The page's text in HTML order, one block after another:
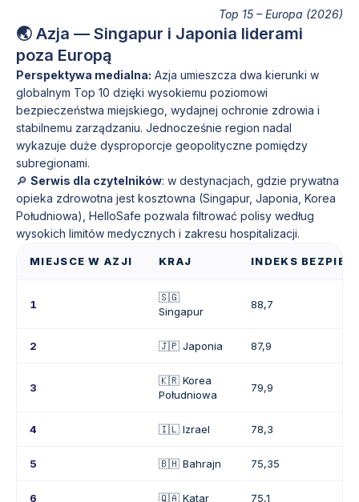
Top 15 – Europa (2026)
🌏 Azja — Singapur i Japonia liderami
poza Europą
Perspektywa medialna: Azja umieszcza dwa kierunki w
globalnym Top 10 dzięki wysokiemu poziomowi
bezpieczeństwa miejskiego, wydajnej ochronie zdrowia i
stabilnemu zarządzaniu. Jednocześnie region nadal
wykazuje duże dysproporcje geopolityczne pomiędzy
subregionami.
🔎 Serwis dla czytelników: w destynacjach, gdzie prywatna
opieka zdrowotna jest kosztowna (Singapur, Japonia, Korea
Południowa), HelloSafe pozwala filtrować polisy według
wysokich limitów medycznych i zakresu hospitalizacji.
MIEJSCE W AZJI KRAJ INDEKS
1
🇸🇬
Singapur
88,7
2 🇯🇵 Japonia 87,9
3
🇰🇷 Korea
Południowa
79,9
4 🇮🇱 Izrael 78,3
5 🇧🇭 Bahrajn 75,35
6 🇶🇦 Katar 75,1